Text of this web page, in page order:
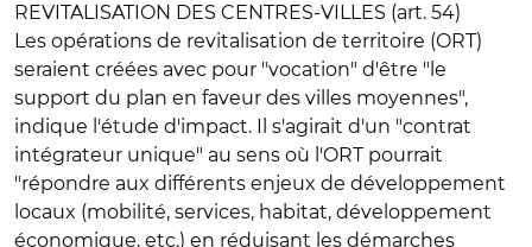
REVITALISATION DES CENTRES-VILLES (art. 54)
Les opérations de revitalisation de territoire (ORT)
seraient créées avec pour "vocation" d'être "le
support du plan en faveur des villes moyennes",
indique l'étude d'impact. Il s'agirait d'un "contrat
intégrateur unique" au sens où l'ORT pourrait
"répondre aux différents enjeux de développement
locaux (mobilité, services, habitat, développement
économique, etc.) en réduisant les démarches